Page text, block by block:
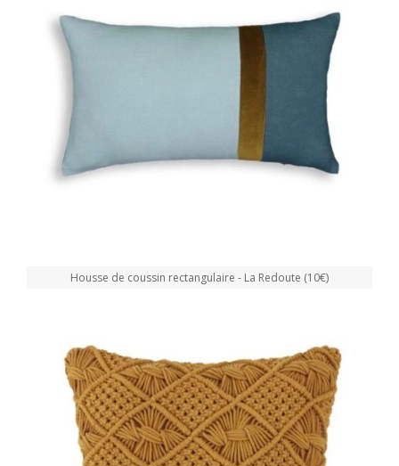
Housse de coussin rectangulaire - La Redoute (10€)